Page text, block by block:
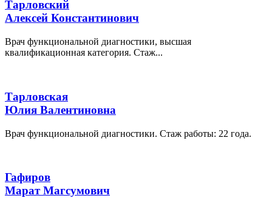
Тарловский
Алексей Константинович
Врач функциональной диагностики, высшая
квалификационная категория. Стаж...
Тарловская
Юлия Валентиновна
Врач функциональной диагностики. Стаж работы: 22 года.
Гафиров
Марат Магсумович